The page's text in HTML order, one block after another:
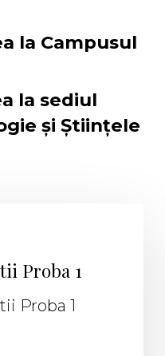
la Campusul
la sediul
și Științele
Proba 1
Proba 1